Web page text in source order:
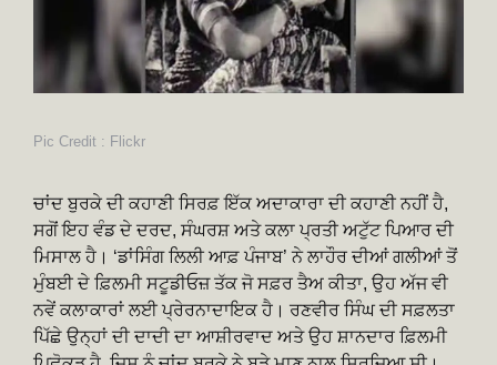
Pic Credit : Flickr
ਚਾਂਦ ਬੁਰਕੇ ਦੀ ਕਹਾਣੀ ਸਿਰਫ਼ ਇੱਕ ਅਦਾਕਾਰਾ ਦੀ ਕਹਾਣੀ ਨਹੀਂ ਹੈ,
ਸਗੋਂ ਇਹ ਵੰਡ ਦੇ ਦਰਦ, ਸੰਘਰਸ਼ ਅਤੇ ਕਲਾ ਪ੍ਰਤੀ ਅਟੁੱਟ ਪਿਆਰ ਦੀ
ਮਿਸਾਲ ਹੈ। ‘ਡਾਂਸਿੰਗ ਲਿਲੀ ਆਫ਼ ਪੰਜਾਬ’ ਨੇ ਲਾਹੌਰ ਦੀਆਂ ਗਲੀਆਂ ਤੋਂ
ਮੁੰਬਈ ਦੇ ਫ਼ਿਲਮੀ ਸਟੂਡੀਓਜ਼ ਤੱਕ ਜੋ ਸਫ਼ਰ ਤੈਅ ਕੀਤਾ, ਉਹ ਅੱਜ ਵੀ
ਨਵੇਂ ਕਲਾਕਾਰਾਂ ਲਈ ਪ੍ਰੇਰਨਾਦਾਇਕ ਹੈ। ਰਣਵੀਰ ਸਿੰਘ ਦੀ ਸਫ਼ਲਤਾ
ਪਿੱਛੇ ਉਨ੍ਹਾਂ ਦੀ ਦਾਦੀ ਦਾ ਆਸ਼ੀਰਵਾਦ ਅਤੇ ਉਹ ਸ਼ਾਨਦਾਰ ਫ਼ਿਲਮੀ